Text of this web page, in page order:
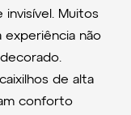
Muitos
experiência não
de alta
conforto